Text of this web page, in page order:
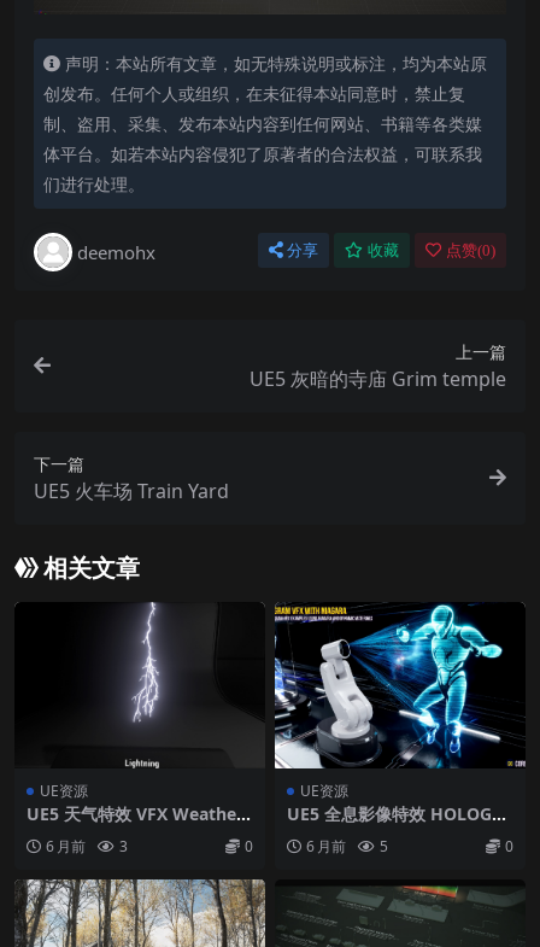
声明：本站所有文章，如无特殊说明或标注，均为本站原
创发布。任何个人或组织，在未征得本站同意时，禁止复
制、盗用、采集、发布本站内容到任何网站、书籍等各类媒
体平台。如若本站内容侵犯了原著者的合法权益，可联系我
们进行处理。
deemohx 分享 收藏 点赞(0)
上一篇
UE5 灰暗的寺庙 Grim temple
下一篇
UE5 火车场 Train Yard
相关文章
UE资源
UE5 天气特效 VFX Weather
6 月前 3 0
UE资源
UE5 全息影像特效 HOLOGR
6 月前 5 0